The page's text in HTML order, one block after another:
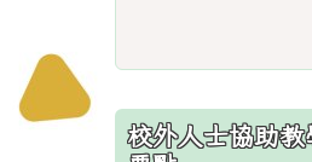
\
校外人士協助教